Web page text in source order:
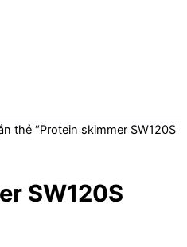
thẻ “Protein skimmer SW120S
SW120S